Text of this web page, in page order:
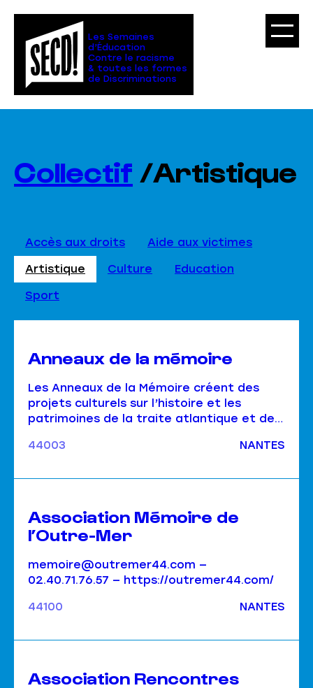
Les Semaines
d’Éducation
Contre le racisme
& toutes les formes
de Discriminations
Collectif /Artistique
Accès aux droits
Aide aux victimes
Artistique
Culture
Education
Sport
Anneaux de la mémoire
Les Anneaux de la Mémoire créent des
projets culturels sur l’histoire et les
patrimoines de la traite atlantique et de
44003
NANTES
Association Mémoire de
l’Outre-Mer
memoire@outremer44.com —
02.40.71.76.57 — https://outremer44.com/
44100
NANTES
Association Rencontres